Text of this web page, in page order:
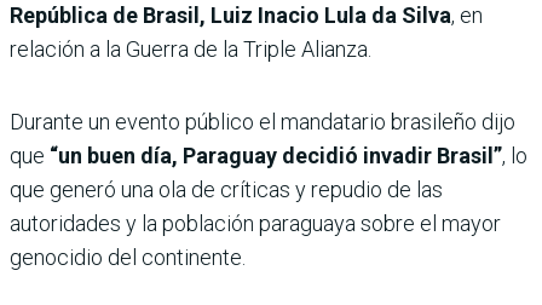
República de Brasil, Luiz Inacio Lula da Silva, en
relación a la Guerra de la Triple Alianza.
Durante un evento público el mandatario brasileño dijo
que “un buen día, Paraguay decidió invadir Brasil”, lo
que generó una ola de críticas y repudio de las
autoridades y la población paraguaya sobre el mayor
genocidio del continente.